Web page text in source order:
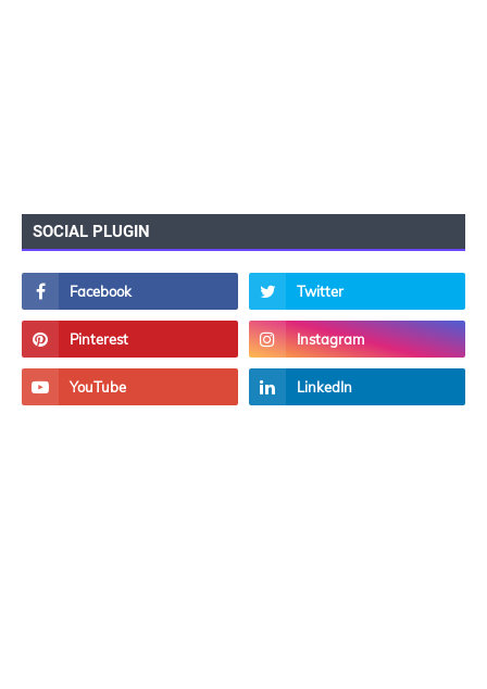
SOCIAL PLUGIN